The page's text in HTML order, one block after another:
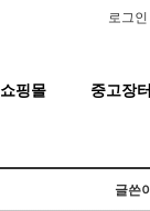
로그인
쇼핑몰 중고장터
글쓴이